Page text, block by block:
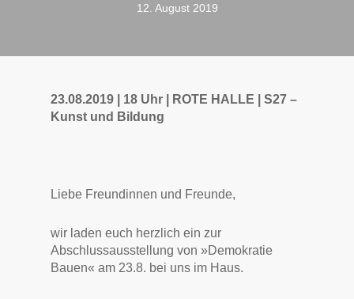
12. August 2019
23.08.2019 | 18 Uhr | ROTE HALLE | S27 –
Kunst und Bildung
Liebe Freundinnen und Freunde,
wir laden euch herzlich ein zur
Abschlussausstellung von »Demokratie
Bauen« am 23.8. bei uns im Haus.